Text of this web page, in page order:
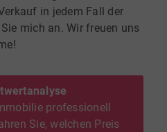
in jedem Fall der
mich an. Wir freuen uns
professionell
Sie, welchen Preis